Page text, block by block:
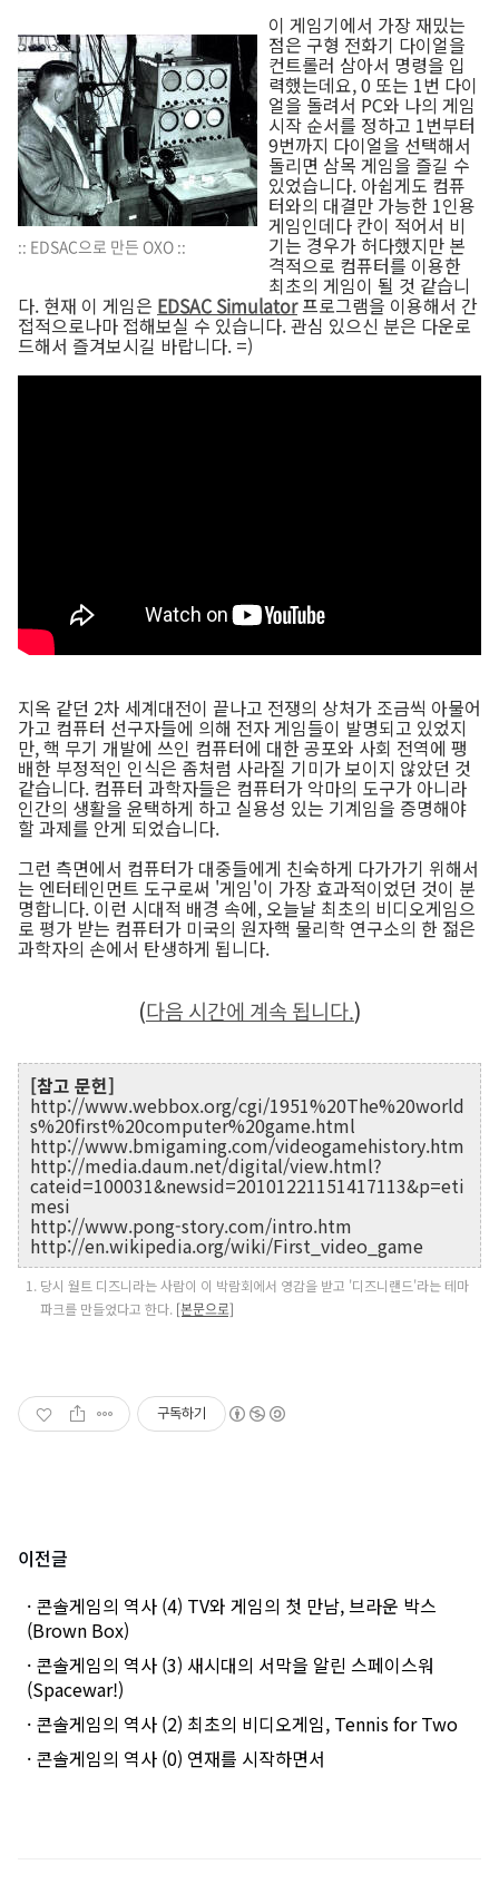
:: EDSAC으로 만든 OXO ::
이 게임기에서 가장 재밌는
점은 구형 전화기 다이얼을
컨트롤러 삼아서 명령을 입
력했는데요, 0 또는 1번 다이
얼을 돌려서 PC와 나의 게임
시작 순서를 정하고 1번부터
9번까지 다이얼을 선택해서
돌리면 삼목 게임을 즐길 수
있었습니다. 아쉽게도 컴퓨
터와의 대결만 가능한 1인용
게임인데다 칸이 적어서 비
기는 경우가 허다했지만 본
격적으로 컴퓨터를 이용한
최초의 게임이 될 것 같습니
다. 현재 이 게임은 EDSAC Simulator프로그램을 이용해서 간
접적으로나마 접해보실 수 있습니다. 관심 있으신 분은 다운로
드해서 즐겨보시길 바랍니다. =)
지옥 같던 2차 세계대전이 끝나고 전쟁의 상처가 조금씩 아물어
가고 컴퓨터 선구자들에 의해 전자 게임들이 발명되고 있었지
만, 핵 무기 개발에 쓰인 컴퓨터에 대한 공포와 사회 전역에 팽
배한 부정적인 인식은 좀처럼 사라질 기미가 보이지 않았던 것
같습니다. 컴퓨터 과학자들은 컴퓨터가 악마의 도구가 아니라
인간의 생활을 윤택하게 하고 실용성 있는 기계임을 증명해야
할 과제를 안게 되었습니다.
그런 측면에서 컴퓨터가 대중들에게 친숙하게 다가가기 위해서
는 엔터테인먼트 도구로써 '게임'이 가장 효과적이었던 것이 분
명합니다. 이런 시대적 배경 속에, 오늘날 최초의 비디오게임으
로 평가 받는 컴퓨터가 미국의 원자핵 물리학 연구소의 한 젊은
과학자의 손에서 탄생하게 됩니다.
(다음 시간에 계속 됩니다.)
[참고 문헌]
http://www.webbox.org/cgi/1951%20The%20world
s%20first%20computer%20game.html
http://www.bmigaming.com/videogamehistory.htm
http://media.daum.net/digital/view.html?
cateid=100031&newsid=20101221151417113&p=eti
mesi
http://www.pong-story.com/intro.htm
http://en.wikipedia.org/wiki/First_video_game
당시 월트 디즈니라는 사람이 이 박람회에서 영감을 받고 '디즈니랜드'라는 테마
파크를 만들었다고 한다. [본문으로]
구독하기
이전글
· 콘솔게임의 역사 (4) TV와 게임의 첫 만남, 브라운 박스
(Brown Box)
· 콘솔게임의 역사 (3) 새시대의 서막을 알린 스페이스워
(Spacewar!)
· 콘솔게임의 역사 (2) 최초의 비디오게임, Tennis for Two
· 콘솔게임의 역사 (0) 연재를 시작하면서